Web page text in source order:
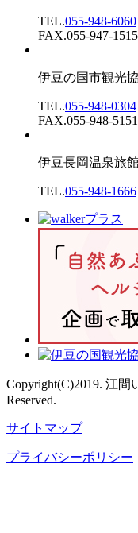
TEL.055-948-6060
FAX.055-947-1515
伊豆の国市観光
TEL.055-948-0304
FAX.055-948-5151
伊豆長岡温泉旅
TEL.055-948-1666
Copyright(C)2019. 江
Reserved.
サイトマップ
プライバシーポリシー